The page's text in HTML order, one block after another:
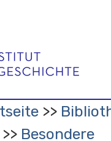
Besondere